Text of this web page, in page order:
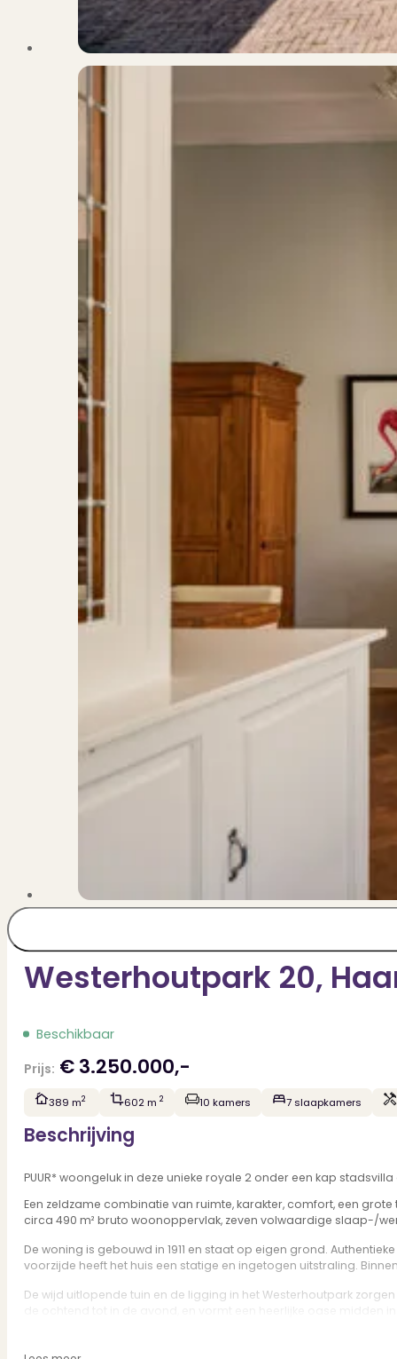
Westerhoutpark 20,
Beschikbaar
Prijs: € 3.250.000,-
389 m2 602 m2 10 kamers 7 slaapkamers
Beschrijving
PUUR* woongeluk in deze unieke royale 2 onder een kap
Een zeldzame combinatie van ruimte, karakter, comfort, een
circa 490 m² bruto woonoppervlak, zeven volwaardige slaap-/
De woning is gebouwd in 1911 en staat op eigen grond.
voorzijde heeft het huis een statige en ingetogen uitstraling.
De wijd uitlopende tuin en de ligging in het Westerhoutpark